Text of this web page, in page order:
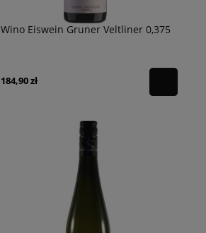
Wino Eiswein Gruner Veltliner 0,375
184,90 zł